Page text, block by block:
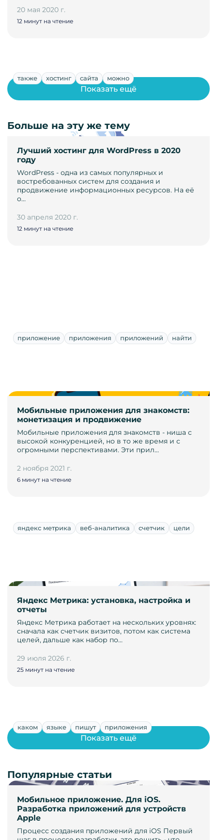
20 мая 2020 г.
12 минут на чтение
также хостинг сайта можно
Лучший хостинг для WordPress в 2020
году
WordPress - одна из самых популярных и
востребованных систем для создания и
продвижение информационных ресурсов. На её
о…
30 апреля 2020 г.
12 минут на чтение
Показать ещё
Больше на эту же тему
приложение приложения приложений найти
Мобильные приложения для знакомств:
монетизация и продвижение
Мобильные приложения для знакомств - ниша с
высокой конкуренцией, но в то же время и с
огромными перспективами. Эти прил…
2 ноября 2021 г.
6 минут на чтение
яндекс метрика веб-аналитика счетчик цели
Яндекс Метрика: установка, настройка и
отчеты
Яндекс Метрика работает на нескольких уровнях:
сначала как счетчик визитов, потом как система
целей, дальше как набор по…
29 июля 2026 г.
25 минут на чтение
каком языке пишут приложения
Мобильное приложение. Для iOS.
Разработка приложений для устройств
Apple
Процесс создания приложений для iOS Первый
Показать ещё
Популярные статьи